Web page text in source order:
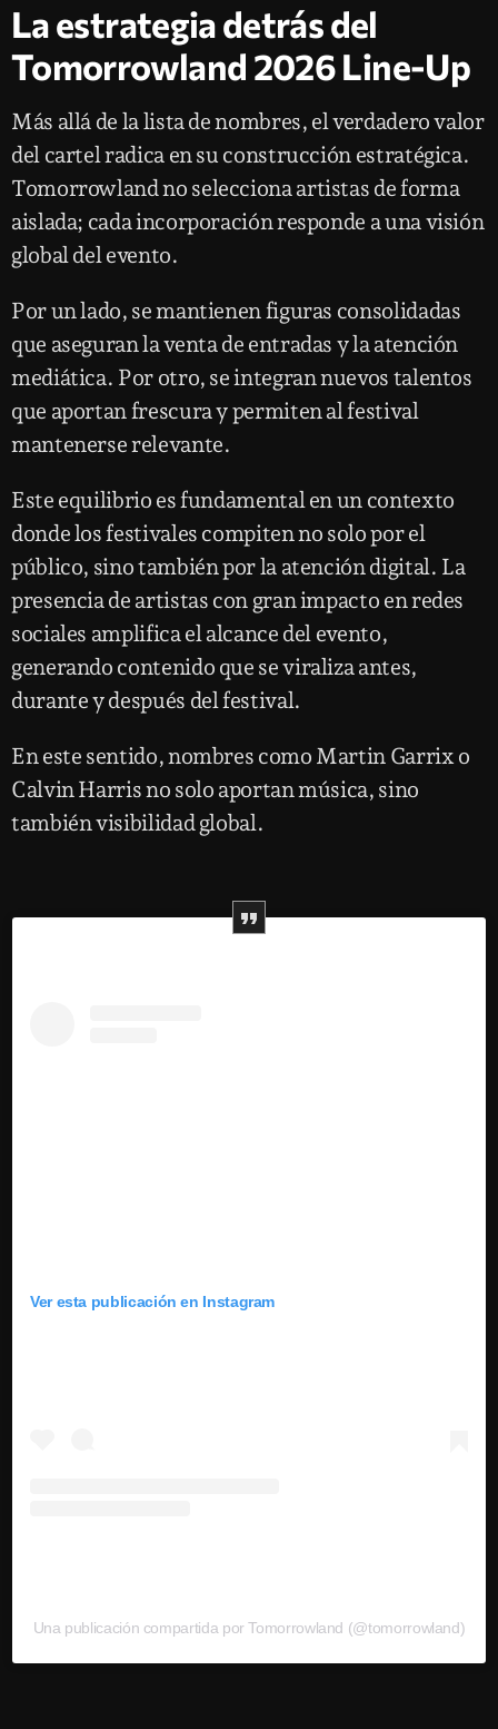
La estrategia detrás del
Tomorrowland 2026 Line-Up
Más allá de la lista de nombres, el verdadero valor
del cartel radica en su construcción estratégica.
Tomorrowland no selecciona artistas de forma
aislada; cada incorporación responde a una visión
global del evento.
Por un lado, se mantienen figuras consolidadas
que aseguran la venta de entradas y la atención
mediática. Por otro, se integran nuevos talentos
que aportan frescura y permiten al festival
mantenerse relevante.
Este equilibrio es fundamental en un contexto
donde los festivales compiten no solo por el
público, sino también por la atención digital. La
presencia de artistas con gran impacto en redes
sociales amplifica el alcance del evento,
generando contenido que se viraliza antes,
durante y después del festival.
En este sentido, nombres como Martin Garrix o
Calvin Harris no solo aportan música, sino
también visibilidad global.
Ver esta publicación en Instagram
Una publicación compartida por Tomorrowland (@tomorrowland)